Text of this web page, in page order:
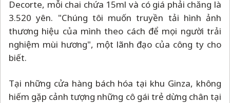
Decorte, mỗi chai chứa 15ml và có giá phải chăng là
3.520 yên. "Chúng tôi muốn truyền tải hình ảnh
thương hiệu của mình theo cách để mọi người trải
nghiệm mùi hương", một lãnh đạo của công ty cho
biết.
Tại những cửa hàng bách hóa tại khu Ginza, không
hiếm gặp cảnh tượng những cô gái trẻ dừng chân tại